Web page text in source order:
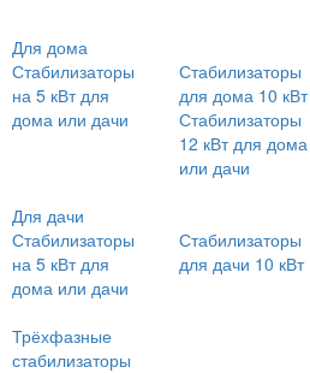
Для дома
Стабилизаторы
на 5 кВт для
дома или дачи
Стабилизаторы
для дома 10 кВт
Стабилизаторы
12 кВт для дома
или дачи
Для дачи
Стабилизаторы
на 5 кВт для
дома или дачи
Стабилизаторы
для дачи 10 кВт
Трёхфазные
стабилизаторы